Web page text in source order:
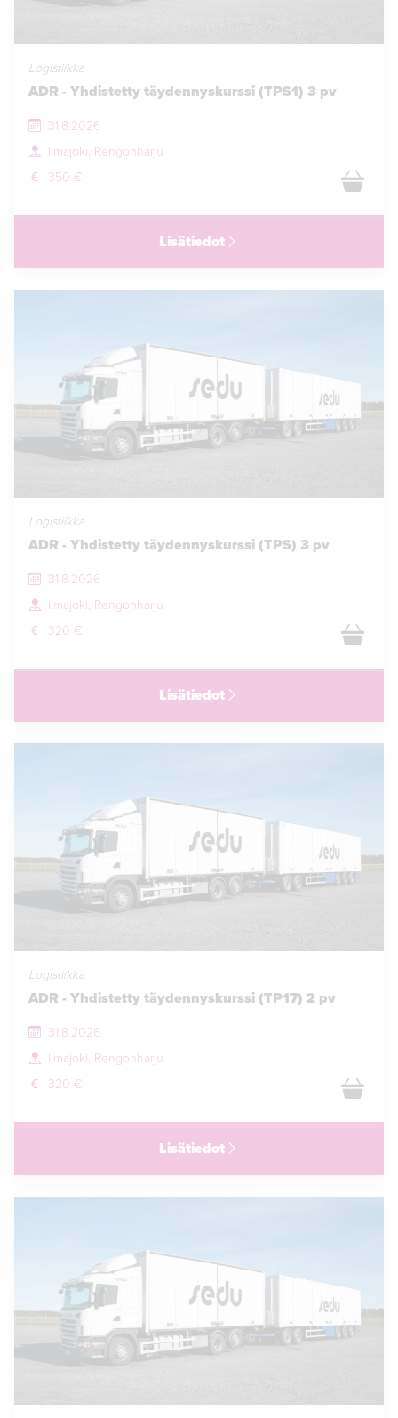
Logistiikka
ADR - Yhdistetty täydennyskurssi (TPS1) 3 pv
31.8.2026
Ilmajoki, Rengonharju
350 €
Lisätiedot
Logistiikka
ADR - Yhdistetty täydennyskurssi (TPS) 3 pv
31.8.2026
Ilmajoki, Rengonharju
320 €
Lisätiedot
Logistiikka
ADR - Yhdistetty täydennyskurssi (TP17) 2 pv
31.8.2026
Ilmajoki, Rengonharju
320 €
Lisätiedot